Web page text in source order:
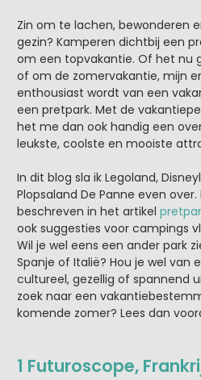
Zin om te lachen, bewonderen
gezin? Kamperen dichtbij een
om een topvakantie. Of het nu
of om de zomervakantie, mijn
enthousiast wordt van een
een pretpark. Met de
het me dan ook handig een
leukste, coolste en mooiste
In dit blog sla ik Legoland,
Plopsaland De Panne even
beschreven in het artikel
ook suggesties voor campings
Wil je wel eens een ander park
Spanje of Italië? Hou je wel
cultureel, gezellig of spannend
zoek naar een
komende zomer? Lees dan
1 Futuroscope,